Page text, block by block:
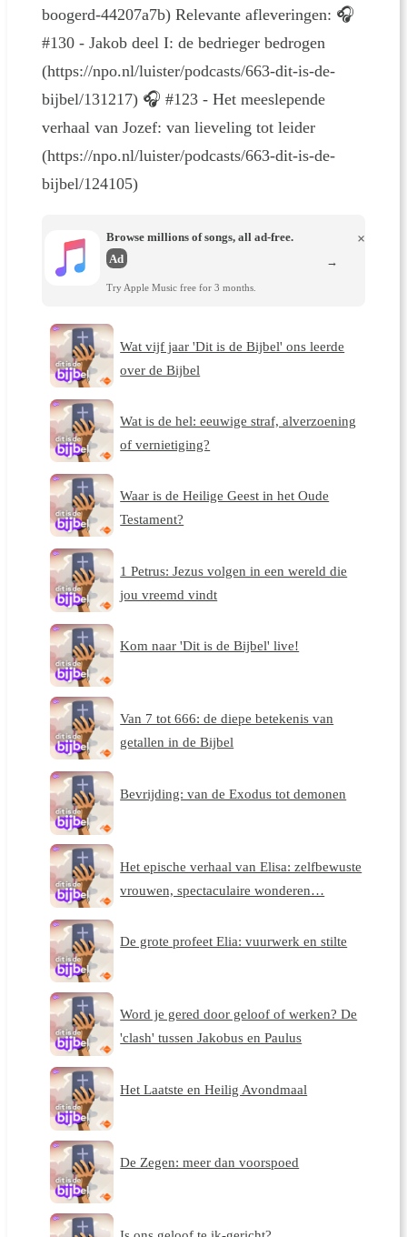
boogerd-44207a7b) Relevante afleveringen: 🎧
#130 - Jakob deel I: de bedrieger bedrogen
(https://npo.nl/luister/podcasts/663-dit-is-de-
bijbel/131217) 🎧 #123 - Het meeslepende
verhaal van Jozef: van lieveling tot leider
(https://npo.nl/luister/podcasts/663-dit-is-de-
bijbel/124105)
Browse millions of songs, all ad-free.
Ad
Try Apple Music free for 3 months.
×
→
Wat vijf jaar 'Dit is de Bijbel' ons leerde
over de Bijbel
Wat is de hel: eeuwige straf, alverzoening
of vernietiging?
Waar is de Heilige Geest in het Oude
Testament?
1 Petrus: Jezus volgen in een wereld die
jou vreemd vindt
Kom naar 'Dit is de Bijbel' live!
Van 7 tot 666: de diepe betekenis van
getallen in de Bijbel
Bevrijding: van de Exodus tot demonen
Het epische verhaal van Elisa: zelfbewuste
vrouwen, spectaculaire wonderen…
De grote profeet Elia: vuurwerk en stilte
Word je gered door geloof of werken? De
'clash' tussen Jakobus en Paulus
Het Laatste en Heilig Avondmaal
De Zegen: meer dan voorspoed